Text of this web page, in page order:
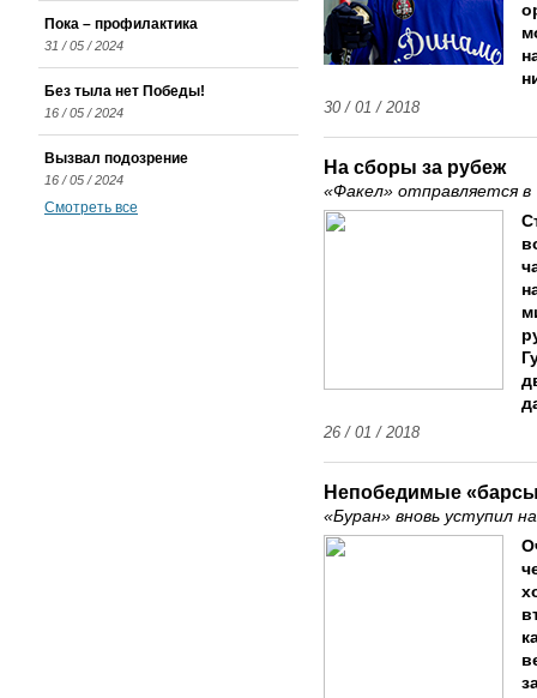
30 / 01 / 2018
На сборы за рубеж
«Факел» отправляется
26 / 01 / 2018
Непобедимые
«Буран» вновь уступил
Пока – профилактика
31 / 05 / 2024
Без тыла нет Победы!
16 / 05 / 2024
Вызвал подозрение
16 / 05 / 2024
Смотреть все